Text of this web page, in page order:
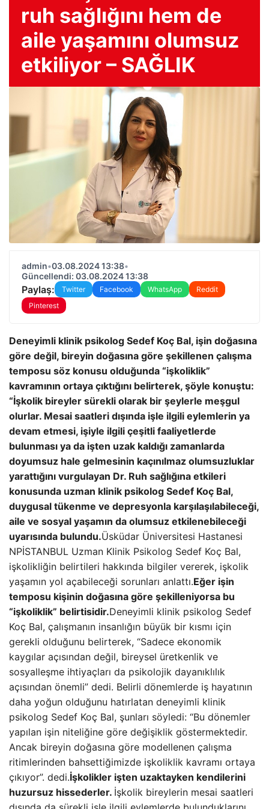
ruh sağlığını hem de
aile yaşamını olumsuz
etkiliyor – SAĞLIK
admin•03.08.2024 13:38•
Güncellendi: 03.08.2024 13:38
Paylaş: Twitter Facebook WhatsApp
Reddit
Pinterest
Deneyimli klinik psikolog Sedef Koç Bal, işin doğasına
göre değil, bireyin doğasına göre şekillenen çalışma
temposu söz konusu olduğunda “işkoliklik”
kavramının ortaya çıktığını belirterek, şöyle konuştu:
“İşkolik bireyler sürekli olarak bir şeylerle meşgul
olurlar. Mesai saatleri dışında işle ilgili eylemlerin ya
devam etmesi, işiyle ilgili çeşitli faaliyetlerde
bulunması ya da işten uzak kaldığı zamanlarda
doyumsuz hale gelmesinin kaçınılmaz olumsuzluklar
yarattığını vurgulayan Dr. Ruh sağlığına etkileri
konusunda uzman klinik psikolog Sedef Koç Bal,
duygusal tükenme ve depresyonla karşılaşılabileceği,
aile ve sosyal yaşamın da olumsuz etkilenebileceği
uyarısında bulundu.Üsküdar Üniversitesi Hastanesi
NPİSTANBUL Uzman Klinik Psikolog Sedef Koç Bal,
işkolikliğin belirtileri hakkında bilgiler vererek, işkolik
yaşamın yol açabileceği sorunları anlattı.Eğer işin
temposu kişinin doğasına göre şekilleniyorsa bu
“işkoliklik” belirtisidir.Deneyimli klinik psikolog Sedef
Koç Bal, çalışmanın insanlığın büyük bir kısmı için
gerekli olduğunu belirterek, “Sadece ekonomik
kaygılar açısından değil, bireysel üretkenlik ve
sosyalleşme ihtiyaçları da psikolojik dayanıklılık
açısından önemli” dedi. Belirli dönemlerde iş hayatının
daha yoğun olduğunu hatırlatan deneyimli klinik
psikolog Sedef Koç Bal, şunları söyledi: “Bu dönemler
yapılan işin niteliğine göre değişiklik göstermektedir.
Ancak bireyin doğasına göre modellenen çalışma
ritimlerinden bahsettiğimizde işkoliklik kavramı ortaya
çıkıyor”. dedi.İşkolikler işten uzaktayken kendilerini
huzursuz hissederler. İşkolik bireylerin mesai saatleri